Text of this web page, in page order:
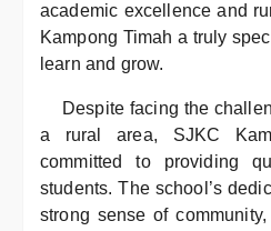
academic excellence and
Kampong Timah a truly
learn and grow.
Despite facing the
a rural area, SJKC
committed to providing
students. The school’s
strong sense of